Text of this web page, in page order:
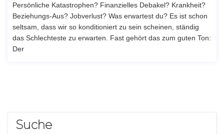
Persönliche Katastrophen? Finanzielles Debakel? Krankheit?
Beziehungs-Aus? Jobverlust? Was erwartest du? Es ist schon
seltsam, dass wir so konditioniert zu sein scheinen, ständig
das Schlechteste zu erwarten. Fast gehört das zum guten Ton:
Der
Suche